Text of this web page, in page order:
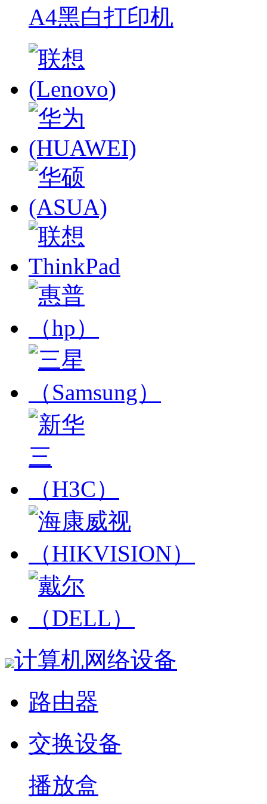
A4黑白打印机
计算机网络设备
路由器
交换设备
播放盒